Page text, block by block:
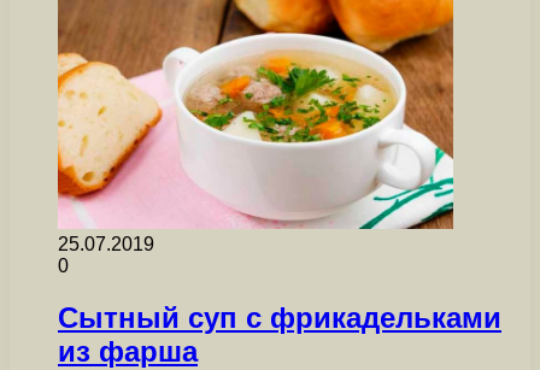
25.07.2019
0
Сытный суп с фрикадельками
из фарша